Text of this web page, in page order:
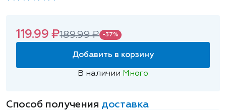
119.99 ₽189.99 ₽ -37%
Добавить в корзину
В наличии Много
Способ получения доставка